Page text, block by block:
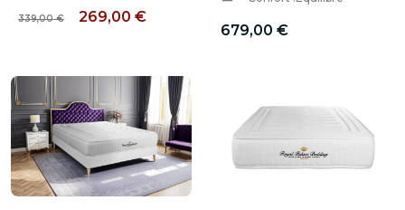
339,00 € 269,00 €
679,00 €